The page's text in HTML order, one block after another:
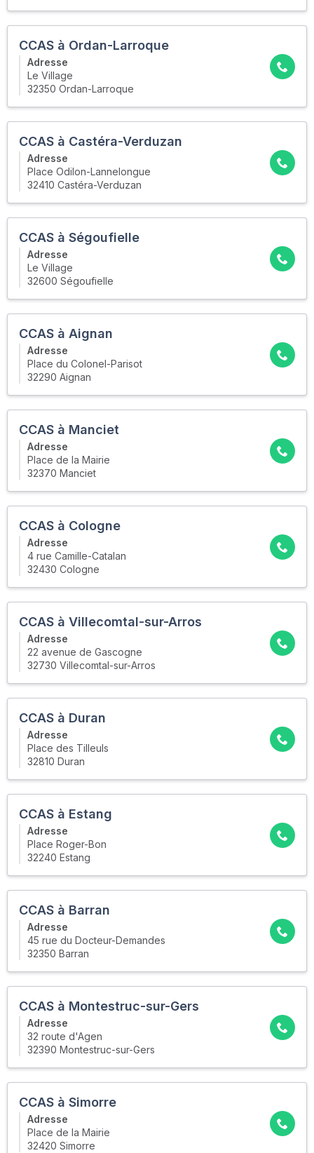
CCAS à Ordan-Larroque
Adresse
Le Village
32350 Ordan-Larroque
CCAS à Castéra-Verduzan
Adresse
Place Odilon-Lannelongue
32410 Castéra-Verduzan
CCAS à Ségoufielle
Adresse
Le Village
32600 Ségoufielle
CCAS à Aignan
Adresse
Place du Colonel-Parisot
32290 Aignan
CCAS à Manciet
Adresse
Place de la Mairie
32370 Manciet
CCAS à Cologne
Adresse
4 rue Camille-Catalan
32430 Cologne
CCAS à Villecomtal-sur-Arros
Adresse
22 avenue de Gascogne
32730 Villecomtal-sur-Arros
CCAS à Duran
Adresse
Place des Tilleuls
32810 Duran
CCAS à Estang
Adresse
Place Roger-Bon
32240 Estang
CCAS à Barran
Adresse
45 rue du Docteur-Demandes
32350 Barran
CCAS à Montestruc-sur-Gers
Adresse
32 route d'Agen
32390 Montestruc-sur-Gers
CCAS à Simorre
Adresse
Place de la Mairie
32420 Simorre